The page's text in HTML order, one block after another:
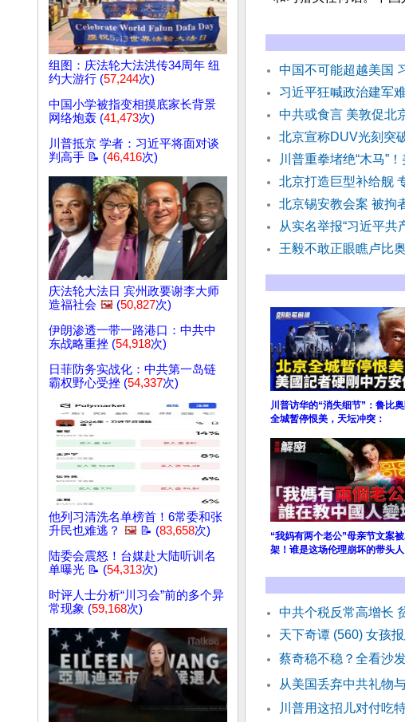
组图：庆法轮大法洪传34周年 纽
约大游行 (57,244次)
中国小学被指变相摸底家长背景
网络炮轰 (41,473次)
川普抵京 学者：习近平将面对谈
判高手 📝 (46,416次)
庆法轮大法日 宾州政要谢李大师
造福社会 🖼️ (50,827次)
伊朗渗透一带一路港口：中共中
东战略重挫 (54,918次)
日菲防务实战化：中共第一岛链
霸权野心受挫 (54,337次)
他列习清洗名单榜首！6常委和张
升民也难逃？ 🖼️ 📝 (83,658次)
陆委会震怒！台媒赴大陆听训名
单曝光 📝 (54,313次)
时评人士分析“川习会”前的多个异
常现象 (59,168次)
中国不可能超越美国
习近平狂喊政治建军
中共或食言 美敦促北
北京宣称DUV光刻突
川普重拳堵绝“木马”
北京打造巨型补给舰
北京锡安教会案 被拘
从实名举报“习近平共
王毅不敢正眼瞧卢比
川普访华的“消失细节”：鲁比奥
全城暂停恨美，天坛冲突：
“我妈有两个老公”母亲节文案
架！谁是这场伦理崩坏的带头人
中共个税反常高增长
天下奇谭 (560) 女孩
蔡奇稳不稳？全看沙
从美国丢弃中共礼物
川普用这招儿对付吃